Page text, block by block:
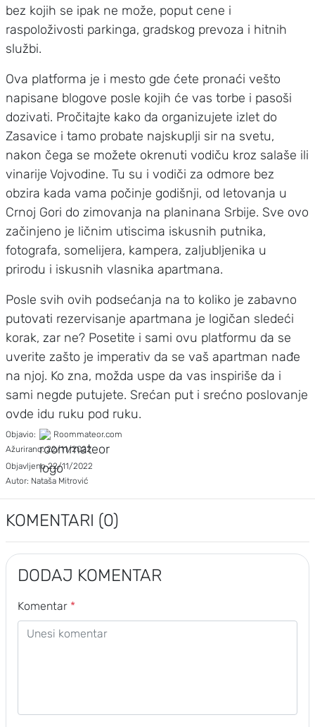
bez kojih se ipak ne može, poput cene i
raspoloživosti parkinga, gradskog prevoza i hitnih
službi.
Ova platforma je i mesto gde ćete pronaći vešto
napisane blogove posle kojih će vas torbe i pasoši
dozivati. Pročitajte kako da organizujete izlet do
Zasavice i tamo probate najskuplji sir na svetu,
nakon čega se možete okrenuti vodiču kroz salaše ili
vinarije Vojvodine. Tu su i vodiči za odmore bez
obzira kada vama počinje godišnji, od letovanja u
Crnoj Gori do zimovanja na planinana Srbije. Sve ovo
začinjeno je ličnim utiscima iskusnih putnika,
fotografa, somelijera, kampera, zaljubljenika u
prirodu i iskusnih vlasnika apartmana.
Posle svih ovih podsećanja na to koliko je zabavno
putovati rezervisanje apartmana je logičan sledeći
korak, zar ne? Posetite i sami ovu platformu da se
uverite zašto je imperativ da se vaš apartman nađe
na njoj. Ko zna, možda uspe da vas inspiriše da i
sami negde putujete. Srećan put i srećno poslovanje
ovde idu ruku pod ruku.
Objavio:
Roommateor.com
Ažurirano:22/11/2022
Objavljeno22/11/2022
Autor: Nataša Mitrović
KOMENTARI (0)
DODAJ KOMENTAR
Komentar *